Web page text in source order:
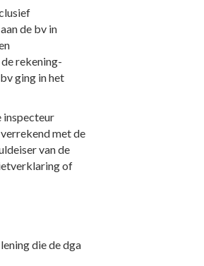
de bv in
rekening-
ging in het
inspecteur
met de
van de
of
die de dga